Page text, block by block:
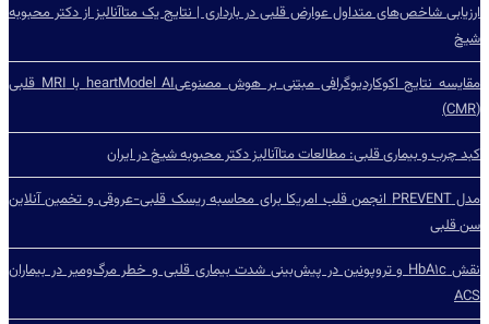
ارزیابی شاخص‌‌های متداول عوارض قلبی در بارداری | نتایج یک متاآنالیز از دکتر محبوبه
شیخ
مقایسه نتایج اکوکاردیوگرافی مبتنی بر هوش مصنوعیheartModel AI با MRI قلبی
(CMR)
کبد چرب و بیماری قلبی: مطالعات متاآنالیز دکتر محبوبه شیخ در ایران
مدل PREVENT انجمن قلب امریکا برای محاسبه ریسک قلبی-عروقی و تخمین آنلاین
سن قلبی
نقش HbA۱c و تروپونین در پیش‌بینی شدت بیماری قلبی و خطر مرگ‌ومیر در بیماران
ACS